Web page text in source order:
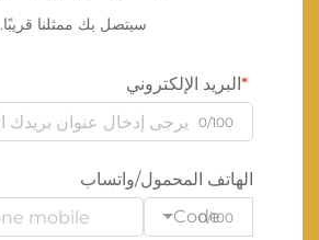
سيتصل بك ممثلنا قريبًا.
البريد الإلكتروني
0/100
الهاتف المحمول/واتساب
Code
0/100